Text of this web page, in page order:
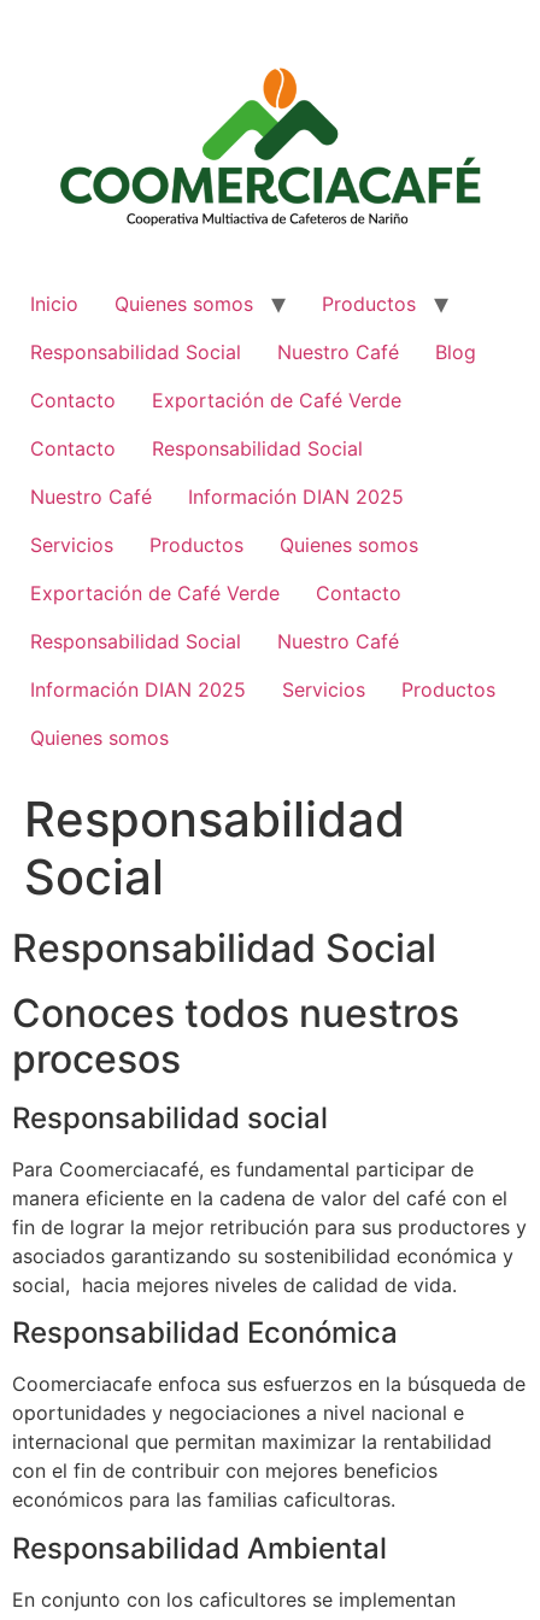
Inicio Quienes somos
Productos
Responsabilidad Social
Nuestro Café
Blog
Contacto
Exportación de Café Verde
Contacto
Responsabilidad Social
Nuestro Café
Información DIAN 2025
Servicios
Productos
Quienes somos
Exportación de Café Verde
Contacto
Responsabilidad Social
Nuestro Café
Información DIAN 2025
Servicios
Productos
Quienes somos
Responsabilidad
Social
Responsabilidad Social
Conoces todos nuestros
procesos
Responsabilidad social
Para Coomerciacafé, es fundamental participar de
manera eficiente en la cadena de valor del café con el
fin de lograr la mejor retribución para sus productores y
asociados garantizando su sostenibilidad económica y
social, hacia mejores niveles de calidad de vida.
Responsabilidad Económica
Coomerciacafe enfoca sus esfuerzos en la búsqueda de
oportunidades y negociaciones a nivel nacional e
internacional que permitan maximizar la rentabilidad
con el fin de contribuir con mejores beneficios
económicos para las familias caficultoras.
Responsabilidad Ambiental
En conjunto con los caficultores se implementan